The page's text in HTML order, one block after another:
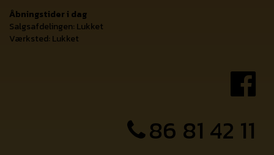
Åbningstider i dag
Salgsafdelingen: Lukket
Værksted: Lukket
86 81 42 11